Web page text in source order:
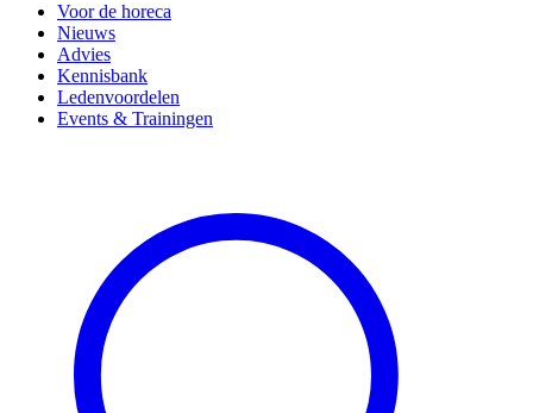
Voor de horeca
Nieuws
Advies
Kennisbank
Ledenvoordelen
Events & Trainingen